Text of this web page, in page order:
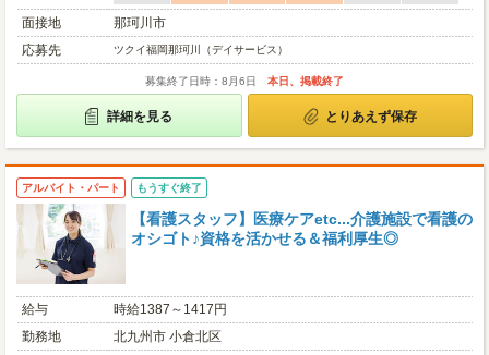
面接地
那珂川市
応募先
ツクイ福岡那珂川（デイサービス）
募集終了日時：8月6日 本日、掲載終了
詳細を見る とりあえず保存
アルバイト・パート もうすぐ終了
【看護スタッフ】医療ケアetc...介護施設で看護の
オシゴト♪資格を活かせる＆福利厚生◎
給与
時給1387～1417円
勤務地
北九州市 小倉北区